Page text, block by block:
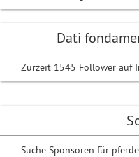
Suche Sponsoren für
Dati
Zurzeit 1545 Follower auf